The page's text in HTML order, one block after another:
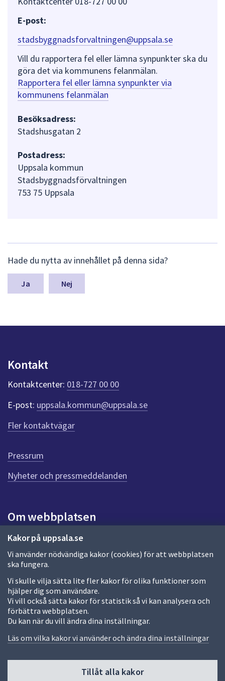
Kakor på uppsala.se
Vi använder nödvändiga kakor (cookies) för att webbplatsen
ska fungera.
Vi skulle vilja sätta lite fler kakor för olika funktioner som
hjälper dig som användare.
Vi vill också sätta kakor för statistik så vi kan analysera och
förbättra webbplatsen.
Du kan när du vill ändra dina inställningar.
Läs om vilka kakor vi använder och ändra dina inställningar
Tillåt alla kakor
E-post:
stadsbyggnadsforvaltningen@uppsala.se
Vill du rapportera fel eller lämna synpunkter ska du
göra det via kommunens felanmälan.
Rapportera fel eller lämna synpunkter via
kommunens felanmälan
Besöksadress:
Stadshusgatan 2
Postadress:
Uppsala kommun
Stadsbyggnadsförvaltningen
753 75 Uppsala
ä
m
a
n
k
e
r
f
ö
r
e
n
n
a
d
a
Hade du nytta av innehållet på denna sida?
Nej
Kontakt
Kontaktcenter: 018-727 00 00
E-post: uppsala.kommun@uppsala.se
Fler kontaktvägar
Pressrum
Nyheter och pressmeddelanden
Om webbplatsen
Om webbplatsen
Allmänna handlingar och diarium
Behandling av personuppgifter
Kakor
Språk (other languages)
Tillgänglighetsredogörelse
Fler sätt att följa oss